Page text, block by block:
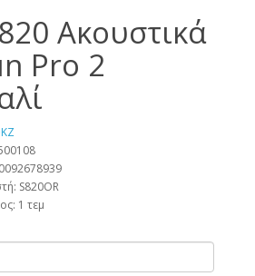
Ακουστικά
Pro 2
S820OR
1 τεμ